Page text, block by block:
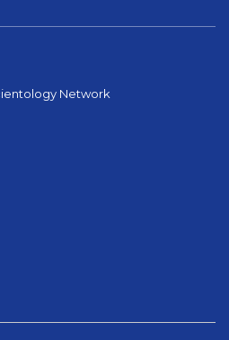
Network